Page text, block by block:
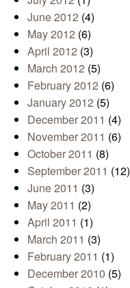
June 2012 (4)
May 2012 (6)
April 2012 (3)
March 2012 (5)
February 2012 (6)
January 2012 (5)
December 2011 (4)
November 2011 (6)
October 2011 (8)
September 2011 (12)
June 2011 (3)
May 2011 (2)
April 2011 (1)
March 2011 (3)
February 2011 (1)
December 2010 (5)